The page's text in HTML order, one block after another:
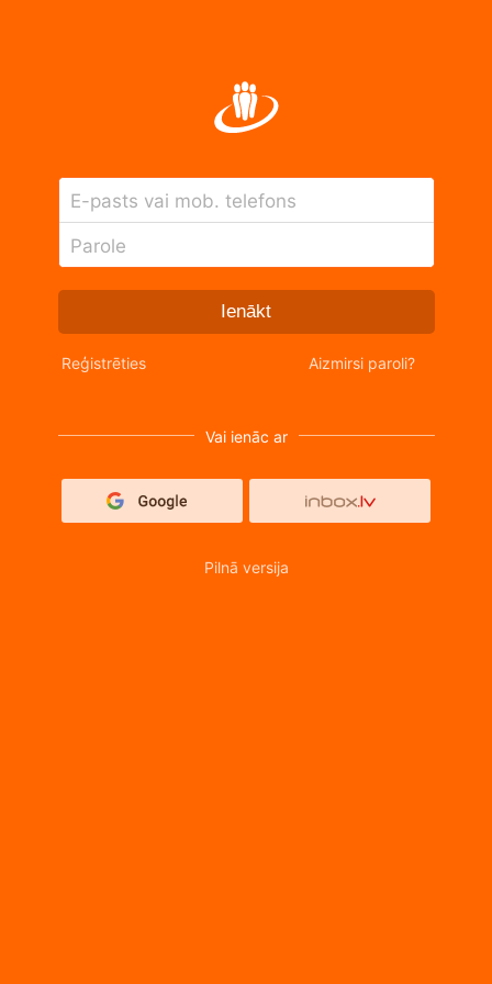
E-pasts vai mob. telefons
Parole
Ienākt
Reģistrēties Aizmirsi paroli?
Vai ienāc ar
Pilnā versija